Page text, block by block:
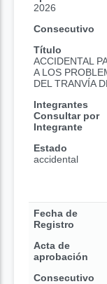
2026
Consecutivo
Título
ACCIDENTAL
A LOS
DEL TRANVÍA
Integrantes
Consultar por
Integrante
Estado
accidental
Fecha de
Registro
Acta de
aprobación
Consecutivo